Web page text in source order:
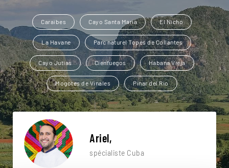
Caraïbes Cayo Santa Maria El Nicho
La Havane Parc naturel Topes de Collantes
Cayo Jutias Cienfuegos Habana Vieja
Mogotes de Vinales Pinar del Rio
Ariel,
spécialiste Cuba